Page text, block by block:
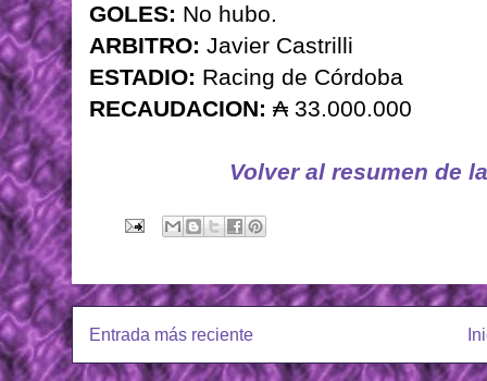
GOLES: No hubo.
ARBITRO: Javier Castrilli
ESTADIO: Racing de Córdoba
RECAUDACION: ₳ 33.000.000
Volver al resumen de
Entrada más reciente